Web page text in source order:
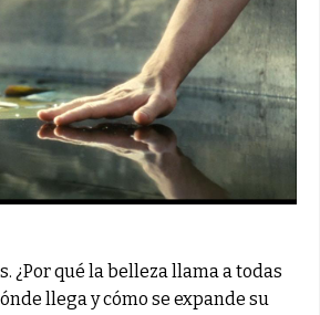
¿Por qué la belleza llama a todas
llega y cómo se expande su